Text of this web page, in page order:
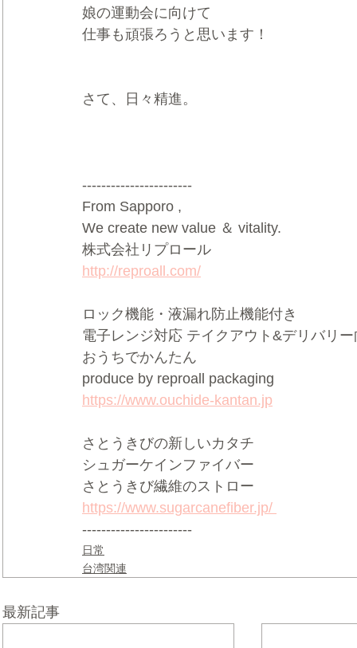
娘の運動会に向けて
仕事も頑張ろうと思います！
さて、日々精進。
-----------------------
From Sapporo ,
We create new value ＆ vitality.
株式会社リプロール
http://reproall.com/
ロック機能・液漏れ防止機能付き
電子レンジ対応 テイクアウト&デリバ
おうちでかんたん
produce by reproall packaging
https://www.ouchide-kantan.jp
さとうきびの新しいカタチ
シュガーケインファイバー
さとうきび繊維のストロー
https://www.sugarcanefiber.jp/
-----------------------
日常
台湾関連
最新記事